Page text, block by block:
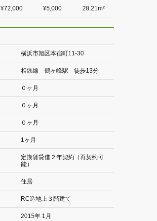
¥72,000 ¥5,000 28.21m²
横浜市旭区本宿町11-30
相鉄線 鶴ヶ峰駅 徒歩13分
０ヶ月
０ヶ月
０ヶ月
1ヶ月
定期賃貸借２年契約（再契約可
能）
住居
RC造地上３階建て
2015年 1月